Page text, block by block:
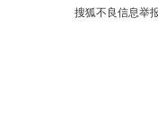
搜狐不良信息举